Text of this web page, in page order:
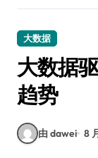
大数据
大数据
趋势
由 dawei 8